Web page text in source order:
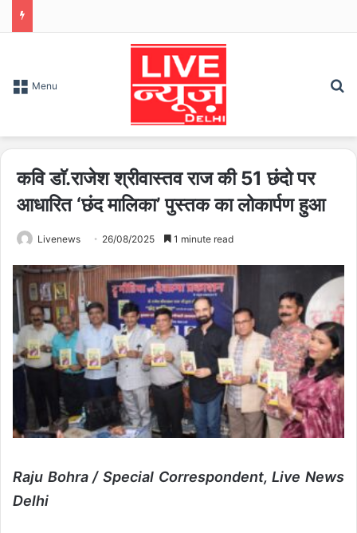
Menu
कवि डाॅ.राजेश श्रीवास्तव राज की 51 छंदो पर
आधारित ‘छंद मालिका’ पुस्तक का लोकार्पण हुआ
Livenews 26/08/2025 1 minute read
Raju Bohra / Special Correspondent, Live News
Delhi